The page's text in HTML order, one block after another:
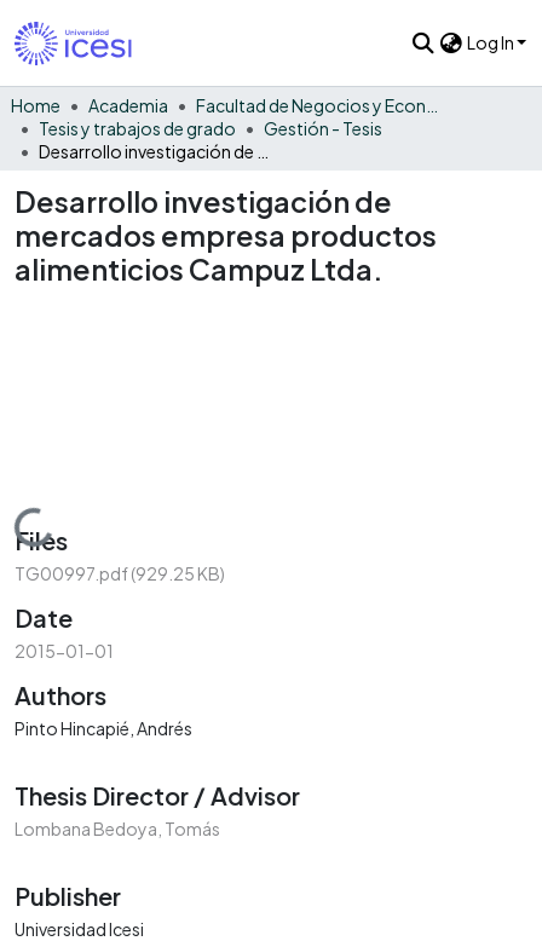
Log In
Home Academia
Tesis y trabajos de grado
Gestión - Tesis
Desarrollo investigación de
mercados empresa productos
alimenticios Campuz Ltda.
Loading...
Files
TG00997.pdf(929.25 KB)
Date
2015-01-01
Authors
Pinto Hincapié, Andrés
Thesis Director / Advisor
Lombana Bedoya, Tomás
Publisher
Universidad Icesi